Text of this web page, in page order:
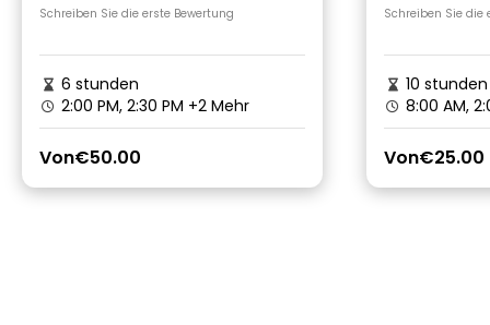
Schreiben Sie die erste Bewertung
6 stunden
2:00 PM, 2:30 PM +2 Mehr
Von€50.00
Schreiben Sie die
10 stunden
8:00 AM,
Von€25.00